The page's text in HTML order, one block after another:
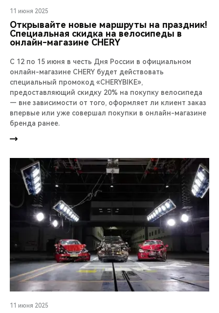
11 июня 2025
Открывайте новые маршруты на праздник!
Специальная скидка на велосипеды в
онлайн-магазине CHERY
С 12 по 15 июня в честь Дня России в официальном
онлайн-магазине CHERY будет действовать
специальный промокод «CHERYBIKE»,
предоставляющий скидку 20% на покупку велосипеда
— вне зависимости от того, оформляет ли клиент заказ
впервые или уже совершал покупки в онлайн-магазине
бренда ранее.
11 июня 2025